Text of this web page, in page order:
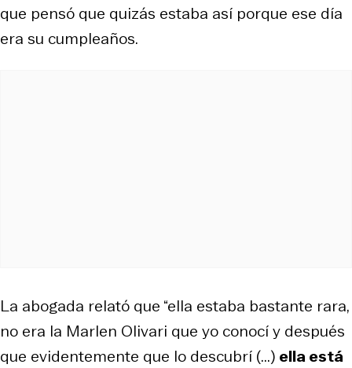
que pensó que quizás estaba así porque ese día
era su cumpleaños.
La abogada relató que “ella estaba bastante rara,
no era la Marlen Olivari que yo conocí y después
que evidentemente que lo descubrí (...) ella está